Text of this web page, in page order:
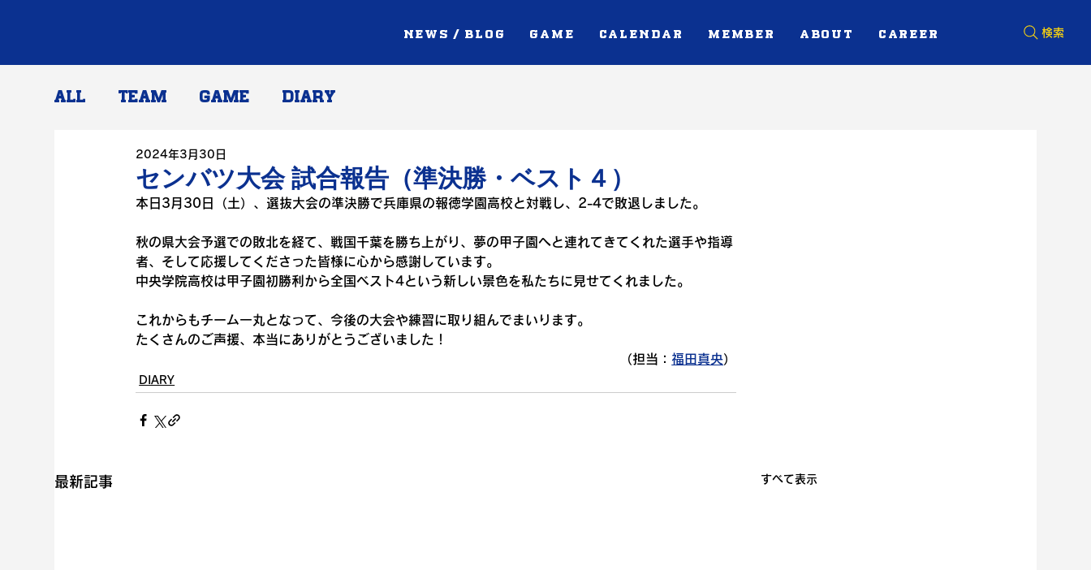
NEWS / BLOG GAME CALENDAR MEMBER ABOUT CAREER 検索
ALL TEAM GAME DIARY
センバツ大会 試合報告（準決勝・ベスト４）
2024年3月30日
本日3月30日（土）、選抜大会の準決勝で兵庫県の報徳学園高校と対戦し、2-4で敗退しました。
秋の県大会予選での敗北を経て、戦国千葉を勝ち上がり、夢の甲子園へと連れてきてくれた選手や指導
者、そして応援してくださった皆様に心から感謝しています。
中央学院高校は甲子園初勝利から全国ベスト4という新しい景色を私たちに見せてくれました。
これからもチーム一丸となって、今後の大会や練習に取り組んでまいります。
たくさんのご声援、本当にありがとうございました！
（担当： 福田真央）
DIARY
最新記事 すべて表示